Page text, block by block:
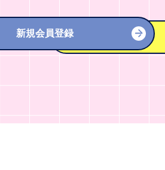
新規会員登録